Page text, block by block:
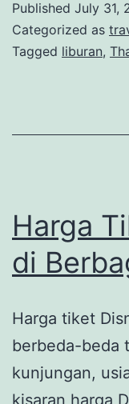
Published July 31,
Categorized as
Tagged liburan,
Harga
di
Harga tiket
berbeda-beda
kunjungan,
kisaran harga